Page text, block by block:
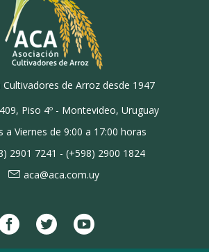
Cultivadores de Arroz desde 1947
Piso 4º - Montevideo, Uruguay
a Viernes de 9:00 a 17:00 horas
2901 7241 - (+598) 2900 1824
aca@aca.com.uy